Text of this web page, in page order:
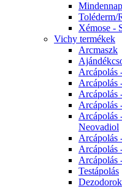
Toléderm/
Xémose -
Vichy termékek
Arcmaszk
Arcápolás
Arcápolás
Arcápolás
Arcápolás
Arcápolás
Neovadiol
Arcápolás
Arcápolás
Arcápolás
Testápolás
Dezodorok